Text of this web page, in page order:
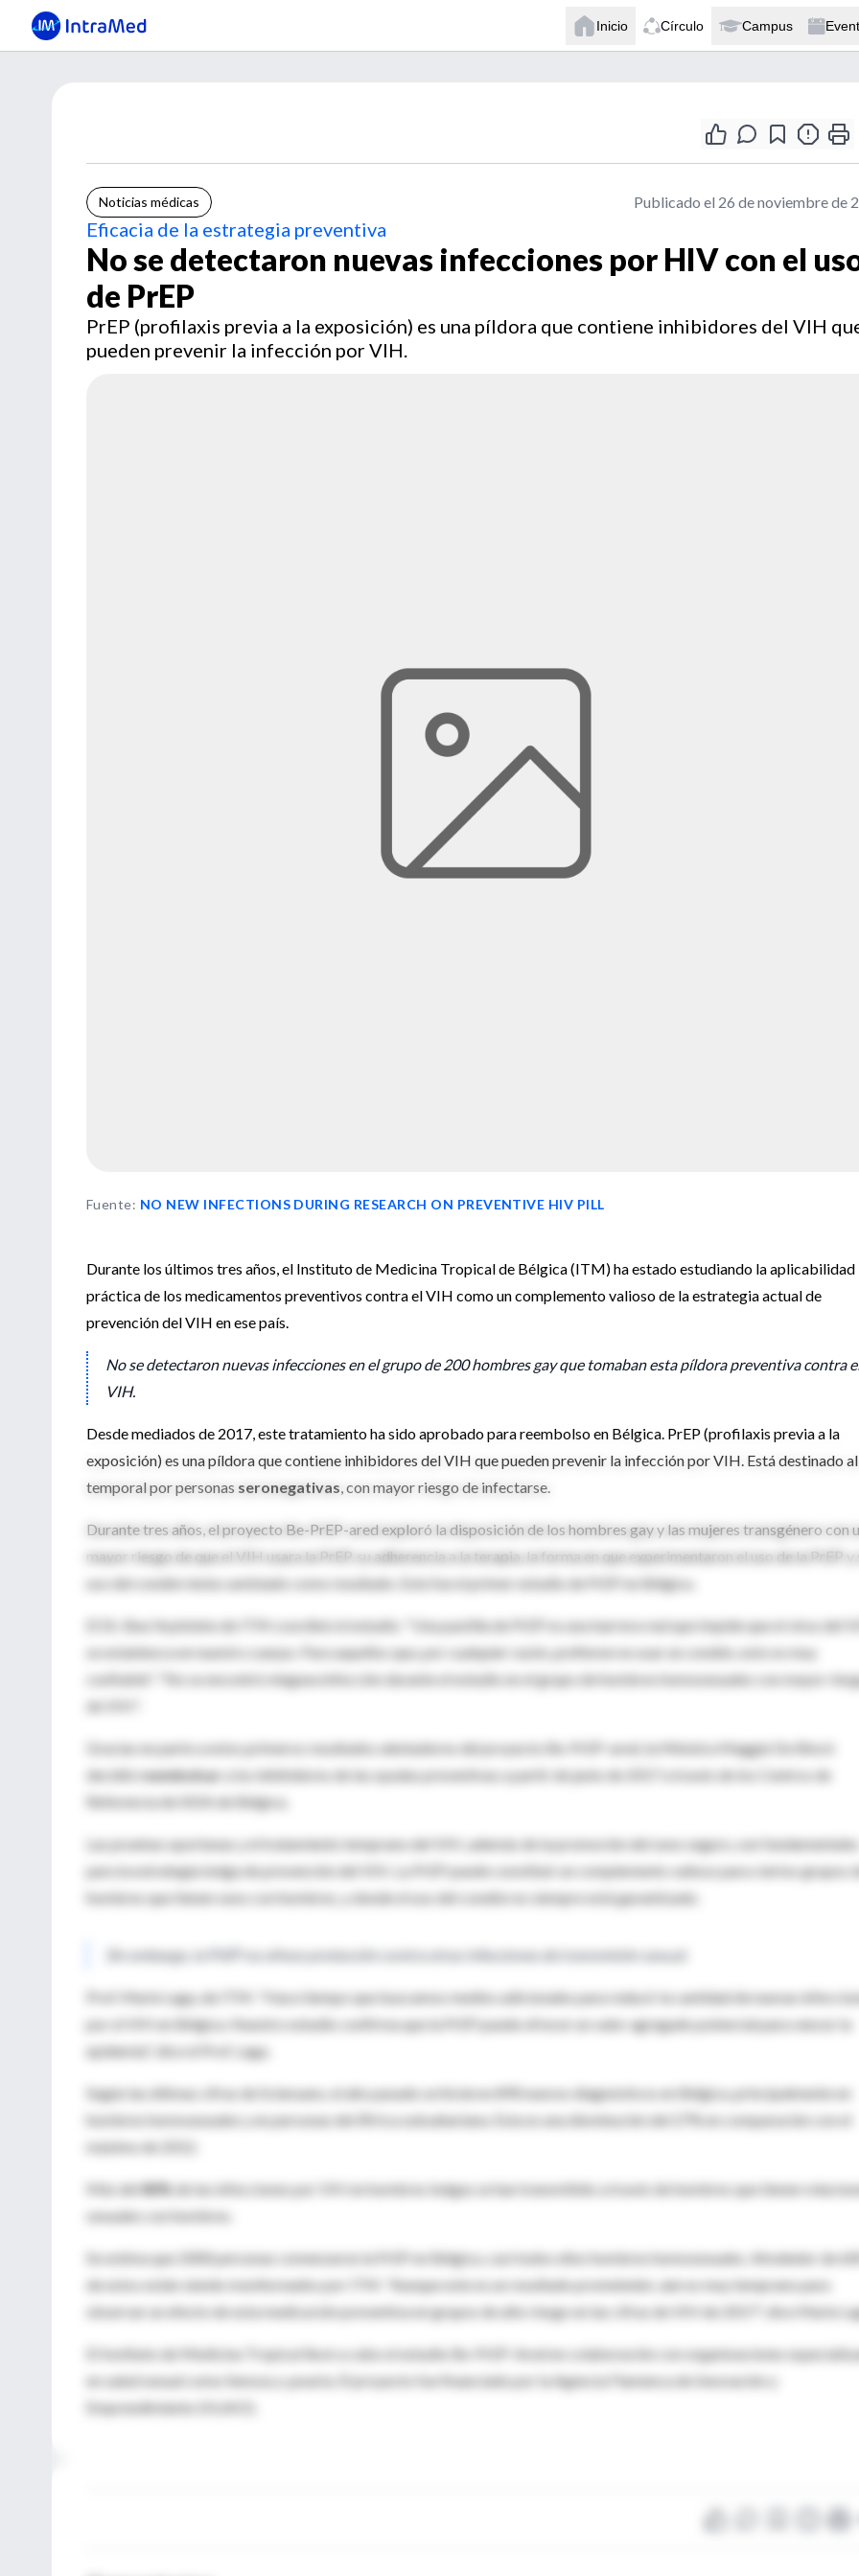
Inicio Círculo Campus
Noticias médicas Publicado el 26 de noviembre de
Eficacia de la estrategia preventiva
No se detectaron nuevas infecciones por HIV con el
de PrEP
PrEP (profilaxis previa a la exposición) es una píldora que contiene inhibidores del VIH
pueden prevenir la infección por VIH.
Fuente: NO NEW INFECTIONS DURING RESEARCH ON PREVENTIVE HIV PILL
Durante los últimos tres años, el Instituto de Medicina Tropical de Bélgica (ITM) ha estado estudiando la aplicabilidad
práctica de los medicamentos preventivos contra el VIH como un complemento valioso de la estrategia actual de
prevención del VIH en ese país.
No se detectaron nuevas infecciones en el grupo de 200 hombres gay que tomaban esta píldora preventiva contra
VIH.
Desde mediados de 2017, este tratamiento ha sido aprobado para reembolso en Bélgica. PrEP (profilaxis previa a la
exposición) es una píldora que contiene inhibidores del VIH que pueden prevenir la infección por VIH. Está destinado
temporal por personas seronegativas , con mayor riesgo de infectarse.
Durante tres años, el proyecto Be-PrEP-ared exploró la disposición de los hombres gay y las mujeres transgénero con
mayor riesgo de que el VIH usara la PrEP, su adherencia a la terapia, la forma en que experimentaron el uso de la PrEP y
uso del condón tenía cambiado como resultado. Este fue el primer estudio de PrEP en Bélgica.
El Dr. Bea Vuylsteke de ITM coordinó el estudio: "Una pastilla de PrEP es una barrera real que impide que el virus del
se establezca en nuestro cuerpo. Para aquellos que, por cualquier razón, prefieren no usar un condón, esto es muy
confiable". "No se encontró ninguna infección durante el estudio en el grupo de hombres homosexuales con mayor
de VIH".
Gracias en parte a estos primeros resultados alentadores del proyecto Be-PrEP-ared, la Ministra Maggie De Block
decidió reembolsar
a los inhibidores de las ayudas preventivas a partir de junio de 2017 a través de los Centros de
Referencia de SIDA de Bélgica.
Las pruebas oportunas y el tratamiento temprano del VIH, además de la promoción del sexo seguro, son fundamentales
para la estrategia belga de prevención del VIH. La PrEP puede constituir un complemento valioso para ciertos grupos
hombres que tienen sexo con hombres, y donde el uso del condón no siempre está garantizado.
Sin embargo, la PrEP no ofrece protección contra otras infecciones de transmisión sexual.
Prof. Marie Laga, de ITM: "Hace tiempo que buscamos medios adicionales para reducir la cantidad de nuevas
por el VIH en Bélgica. Nuestro estudio confirma que la PrEP puede ofrecer un valor agregado potencial para vencer la
epidemia", dice el Prof. Laga.
Según las últimas cifras de Sciensano, el año pasado se hicieron 890 nuevos diagnósticos en Bélgica, principalmente en
hombres homosexuales y en personas del África subsahariana. Esta es una disminución del 27% en comparación con el
máximo de 2012.
Más del80%de las infecciones por VIH en hombres belgas se han transmitido a través de hombres que tienen
sexuales con hombres.
Se estima que 2000 personas comenzaron la PrEP en Bélgica, casi todos ellos hombres homosexuales. Alrededor de 600
de estos están siendo monitoreados por ITM. "Aunque este es un resultado prometedor, aún es muy temprano para
observar un efecto de esta medicación preventiva en grupos de alto riesgo en las cifras de VIH de 2017", dice Marie
El Instituto de Medicina Tropical llevó a cabo el estudio Be-PrEP-Ared en colaboración con organizaciones
en salud sexual como Sensoa y çavaria. El proyecto fue financiado por la Agencia Flamenca de Innovación y
Emprendimiento (VLAIO).